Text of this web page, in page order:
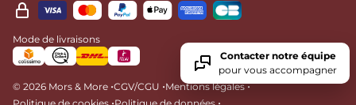
Mode de livraisons
© 2026 Mors & More •CGV/CGU •Mentions légales•
Contacter notre équipe
pour vous accompagner